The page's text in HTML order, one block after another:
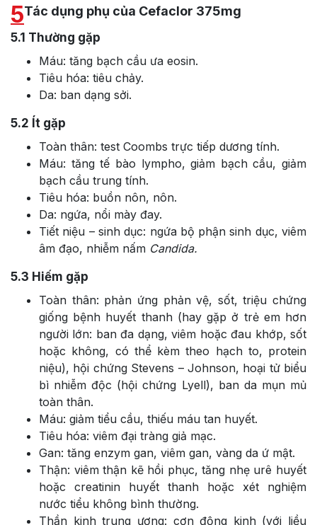
5Tác dụng phụ của Cefaclor 375mg
5.1 Thường gặp
Máu: tăng bạch cầu ưa eosin.
Tiêu hóa: tiêu chảy.
Da: ban dạng sởi.
5.2 Ít gặp
Toàn thân: test Coombs trực tiếp dương tính.
Máu: tăng tế bào lympho, giảm bạch cầu, giảm
bạch cầu trung tính.
Tiêu hóa: buồn nôn, nôn.
Da: ngứa, nổi mày đay.
Tiết niệu – sinh dục: ngứa bộ phận sinh dục, viêm
âm đạo, nhiễm nấm Candida.
5.3 Hiếm gặp
Toàn thân: phản ứng phản vệ, sốt, triệu chứng
giống bệnh huyết thanh (hay gặp ở trẻ em hơn
người lớn: ban đa dạng, viêm hoặc đau khớp, sốt
hoặc không, có thể kèm theo hạch to, protein
niệu), hội chứng Stevens – Johnson, hoại tử biểu
bì nhiễm độc (hội chứng Lyell), ban da mụn mủ
toàn thân.
Máu: giảm tiểu cầu, thiếu máu tan huyết.
Tiêu hóa: viêm đại tràng giả mạc.
Gan: tăng enzym gan, viêm gan, vàng da ứ mật.
Thận: viêm thận kẽ hồi phục, tăng nhẹ urê huyết
hoặc creatinin huyết thanh hoặc xét nghiệm
nước tiểu không bình thường.
Thần kinh trung ương: cơn động kinh (với liều